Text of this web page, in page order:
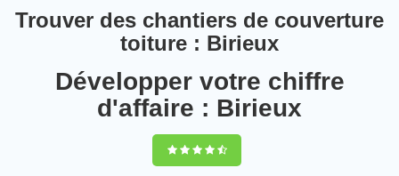
Trouver des chantiers de couverture
toiture : Birieux
Développer votre chiffre
d'affaire : Birieux